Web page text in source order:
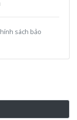
sách bảo